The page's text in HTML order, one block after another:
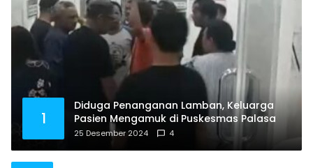
1
Diduga Penanganan Lamban, Keluarga
Pasien Mengamuk di Puskesmas Palasa
25 Desember 2024 4